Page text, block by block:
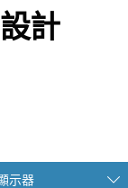
計
示器